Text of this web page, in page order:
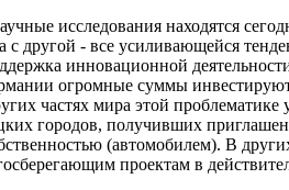
исследования находятся
с другой - все усиливающейся
инновационной
огромные суммы
частях мира этой проблематике
городов, получивших
(автомобилем). В
проектам в